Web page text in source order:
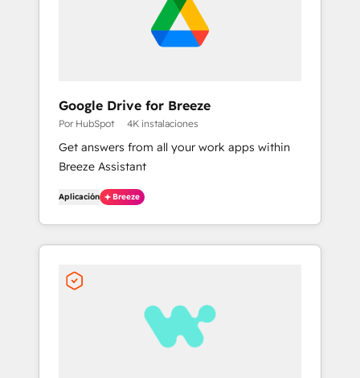
Google Drive for Breeze
Por HubSpot 4K instalaciones
Get answers from all your work apps within
Breeze Assistant
Aplicación Breeze